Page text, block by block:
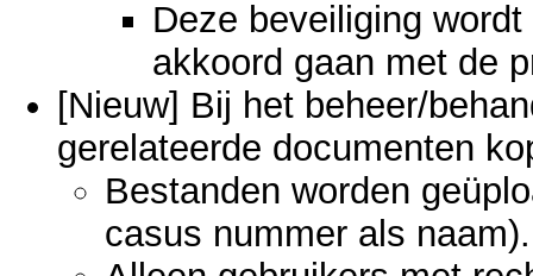
Deze beveiliging
akkoord gaan met de
[Nieuw] Bij het beheer/
gerelateerde documenten
Bestanden worden
casus nummer als naam).